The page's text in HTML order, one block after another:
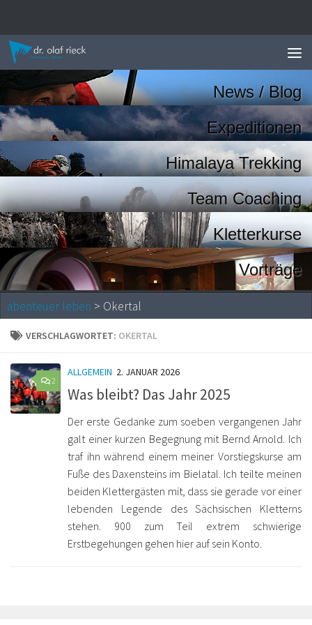
News / Blog
Expeditionen
Himalaya Trekking
Team Coaching
Kletterkurse
Vorträge
abenteuer leben > Okertal
VERSCHLAGWORTET: OKERTAL
2
ALLGEMEIN 2. JANUAR 2026
Was bleibt? Das Jahr 2025
Der erste Gedanke zum soeben vergangenen Jahr
galt einer kurzen Begegnung mit Bernd Arnold. Ich
traf ihn während einem meiner Vorstiegskurse am
Fuße des Daxensteins im Bielatal. Ich teilte meinen
beiden Klettergästen mit, dass sie gerade vor einer
lebenden Legende des Sächsischen Kletterns
stehen. 900 zum Teil extrem schwierige
Erstbegehungen gehen hier auf sein Konto.